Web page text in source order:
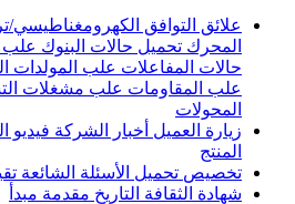
علائق التوافق الكهرومغناطيسي/
المحرك تحميل حالات البنوك علب
حالات المفاعلات علب المولدات
علب المقاومات علب مشغلات
المحولات
زيارة العميل أخبار الشركة فيديو
المنتج
تخصيص تحميل الأسئلة الشائعة
شهادة الثقافة التاريخ مقدمة مبدأ